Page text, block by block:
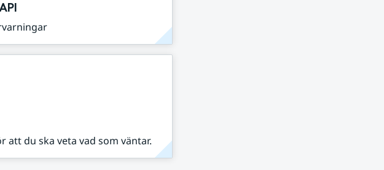
att du ska veta vad som väntar.